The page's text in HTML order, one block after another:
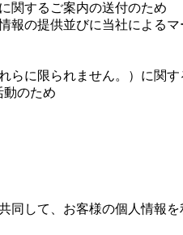
関するご案内の送付のため
報の提供並びに当社による
らに限られません。）に関す
動のため
して、お客様の個人情報を